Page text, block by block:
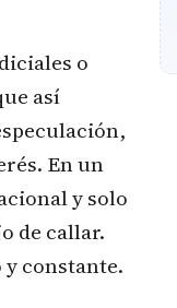
o
así
En un
y solo
de callar.
constante.